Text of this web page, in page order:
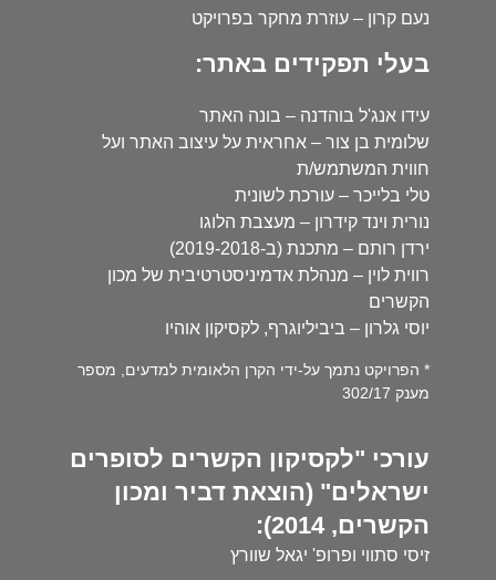
נעם קרון – עוזרת מחקר בפרויקט
בעלי תפקידים באתר:
עידו אנג'ל בוהדנה – בונה האתר
שלומית בן צור – אחראית על עיצוב האתר ועל
חווית המשתמש/ת
טלי בלייכר – עורכת לשונית
נורית וינד קידרון – מעצבת הלוגו
ירדן רותם – מתכנת (ב-2019-2018)
רווית לוין – מנהלת אדמיניסטרטיבית של מכון
הקשרים
יוסי גלרון – ביביליוגרף, לקסיקון אוהיו
* הפרויקט נתמך על-ידי הקרן הלאומית למדעים, מספר
מענק 302/17
עורכי "לקסיקון הקשרים לסופרים
ישראלים" (הוצאת דביר ומכון
הקשרים, 2014):
זיסי סתווי ופרופ' יגאל שוורץ